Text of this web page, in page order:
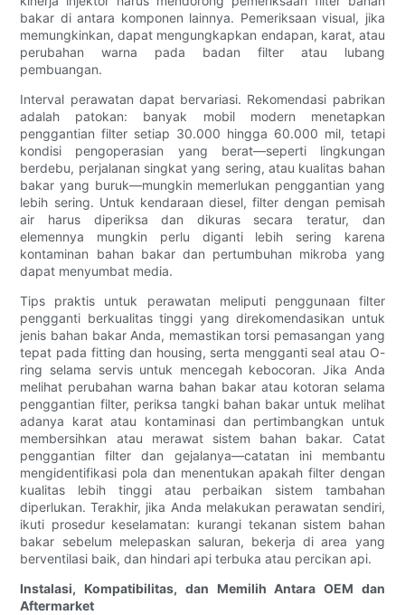
bakar di antara komponen lainnya. Pemeriksaan visual, jika
memungkinkan, dapat mengungkapkan endapan, karat, atau
perubahan warna pada badan filter atau lubang
pembuangan.
Interval perawatan dapat bervariasi. Rekomendasi pabrikan
adalah patokan: banyak mobil modern menetapkan
penggantian filter setiap 30.000 hingga 60.000 mil, tetapi
kondisi pengoperasian yang berat—seperti lingkungan
berdebu, perjalanan singkat yang sering, atau kualitas bahan
bakar yang buruk—mungkin memerlukan penggantian yang
lebih sering. Untuk kendaraan diesel, filter dengan pemisah
air harus diperiksa dan dikuras secara teratur, dan
elemennya mungkin perlu diganti lebih sering karena
kontaminan bahan bakar dan pertumbuhan mikroba yang
dapat menyumbat media.
Tips praktis untuk perawatan meliputi penggunaan filter
pengganti berkualitas tinggi yang direkomendasikan untuk
jenis bahan bakar Anda, memastikan torsi pemasangan yang
tepat pada fitting dan housing, serta mengganti seal atau O-
ring selama servis untuk mencegah kebocoran. Jika Anda
melihat perubahan warna bahan bakar atau kotoran selama
penggantian filter, periksa tangki bahan bakar untuk melihat
adanya karat atau kontaminasi dan pertimbangkan untuk
membersihkan atau merawat sistem bahan bakar. Catat
penggantian filter dan gejalanya—catatan ini membantu
mengidentifikasi pola dan menentukan apakah filter dengan
kualitas lebih tinggi atau perbaikan sistem tambahan
diperlukan. Terakhir, jika Anda melakukan perawatan sendiri,
ikuti prosedur keselamatan: kurangi tekanan sistem bahan
bakar sebelum melepaskan saluran, bekerja di area yang
berventilasi baik, dan hindari api terbuka atau percikan api.
Instalasi, Kompatibilitas, dan Memilih Antara OEM dan
Aftermarket